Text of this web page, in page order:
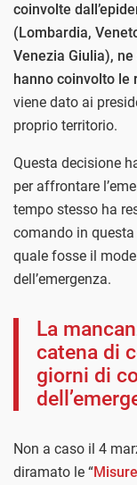
coinvolte
(Lombardia,
Venezia Giulia),
hanno coinvolto
viene dato ai
proprio territorio.
Questa decisione
per affrontare
tempo stesso ha
comando in
quale fosse il
dell’emergenza.
La
catena di
giorni di
Non a caso il 4
diramato le “